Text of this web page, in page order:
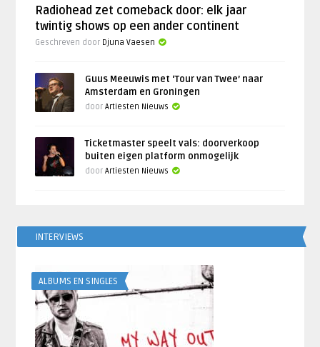
Radiohead zet comeback door: elk jaar
twintig shows op een ander continent
Geschreven door Djuna Vaesen
Guus Meeuwis met ‘Tour van Twee’ naar
Amsterdam en Groningen
doorArtiesten Nieuws
Ticketmaster speelt vals: doorverkoop
buiten eigen platform onmogelijk
doorArtiesten Nieuws
INTERVIEWS
ALBUMS EN SINGLES